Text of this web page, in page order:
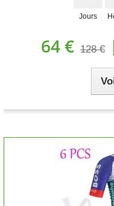
Jours
64 € 128 €